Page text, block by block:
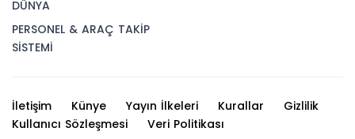
DÜNYA
PERSONEL & ARAÇ TAKİP
SİSTEMİ
İletişim Künye Yayın İlkeleri Kurallar
Gizlilik
Kullanıcı Sözleşmesi
Veri Politikası